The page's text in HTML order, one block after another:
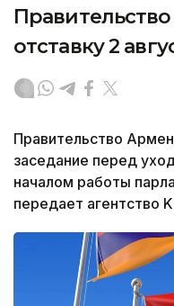
отставку 2
Правительство
заседание перед
началом работы
передает агентство